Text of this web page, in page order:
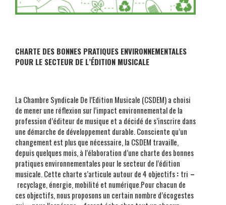
CHARTE DES BONNES PRATIQUES ENVIRONNEMENTALES
POUR LE SECTEUR DE L’ÉDITION MUSICALE
La Chambre Syndicale De l’Edition Musicale (CSDEM) a choisi
de mener une réflexion sur l’impact environnemental de la
profession d’éditeur de musique et a décidé de s’inscrire dans
une démarche de développement durable. Consciente qu’un
changement est plus que nécessaire, la CSDEM travaille,
depuis quelques mois, à l’élaboration d’une charte des bonnes
pratiques environnementales pour le secteur de l’édition
musicale. Cette charte s’articule autour de 4 objectifs: tri –
recyclage, énergie, mobilité et numérique.Pour chacun de
ces objectifs, nous proposons un certain nombre d’écogestes